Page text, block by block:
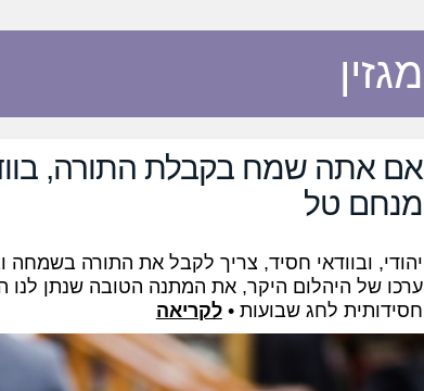
מגזין
אם אתה שמח בקבלת התורה,
מנחם טל
יהודי, ובוודאי חסיד, צריך לקבל את התורה בשמחה
ערכו של היהלום היקר, את המתנה הטובה שנתן לנו
חסידותית לחג שבועות •לקריאה